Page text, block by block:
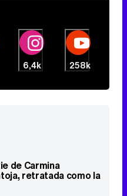
6,4k 258k
de Carmina
retratada como la